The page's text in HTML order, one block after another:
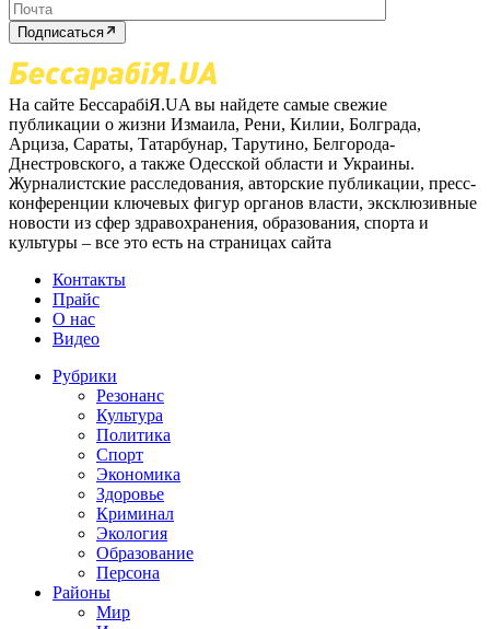
Подписаться
На сайте БессарабіЯ.UA вы найдете самые свежие
публикации о жизни Измаила, Рени, Килии, Болграда,
Арциза, Сараты, Татарбунар, Тарутино, Белгорода-
Днестровского, а также Одесской области и Украины.
Журналистские расследования, авторские публикации, пресс-
конференции ключевых фигур органов власти, эксклюзивные
новости из сфер здравохранения, образования, спорта и
культуры – все это есть на страницах сайта
Контакты
Прайс
О нас
Видео
Рубрики
Резонанс
Культура
Политика
Спорт
Экономика
Здоровье
Криминал
Экология
Образование
Персона
Районы
Мир